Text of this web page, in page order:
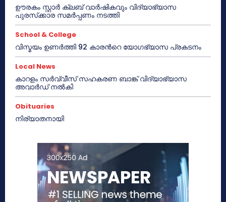
ഊരകം സ്റ്റാർ ക്ലബ് വാർഷികവും വിദ്യാഭ്യാസ
പുരസ്‌ക്കാര സമർപ്പണം നടത്തി
School & College
വിസ്മയം ഉണർത്തി 92 കാരൻറെ യോഗഭ്യാസ പ്രകടനം
Local News
കാറളം സർവ്വീസ് സഹകരണ ബാങ്ക് വിദ്യാഭ്യാസ
അവാർഡ് നൽകി
Obituaries
നിര്യാതനായി